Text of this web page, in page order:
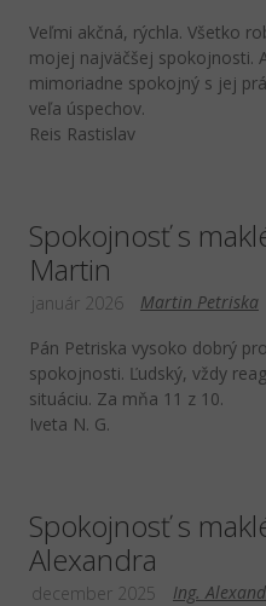
Veľmi akčná, rýchla. Všetko
mojej najväčšej spokojnosti.
mimoriadne spokojný s jej
veľa úspechov.
Reis Rastislav
Spokojnosť s
Martin
Martin Petriska
január 2026
Pán Petriska vysoko dobrý
spokojnosti. Ľudský, vždy
situáciu. Za mňa 11 z 10.
Iveta N. G.
Spokojnosť s
Alexandra
Ing.
december 2025